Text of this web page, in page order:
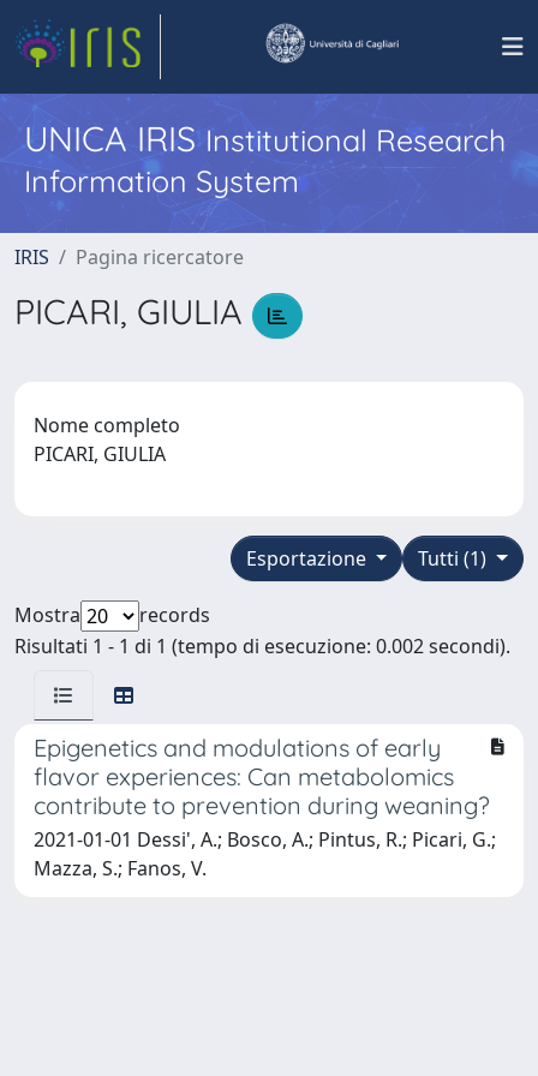
UNICA IRISInstitutional Research
Information System
IRIS Pagina ricercatore
PICARI, GIULIA
Nome completo
PICARI, GIULIA
Tutti (1)
Esportazione
Mostra
records
Risultati 1 - 1 di 1 (tempo di esecuzione: 0.002 secondi).
Epigenetics and modulations of early
flavor experiences: Can metabolomics
contribute to prevention during weaning?
2021-01-01 Dessi', A.; Bosco, A.; Pintus, R.; Picari, G.;
Mazza, S.; Fanos, V.